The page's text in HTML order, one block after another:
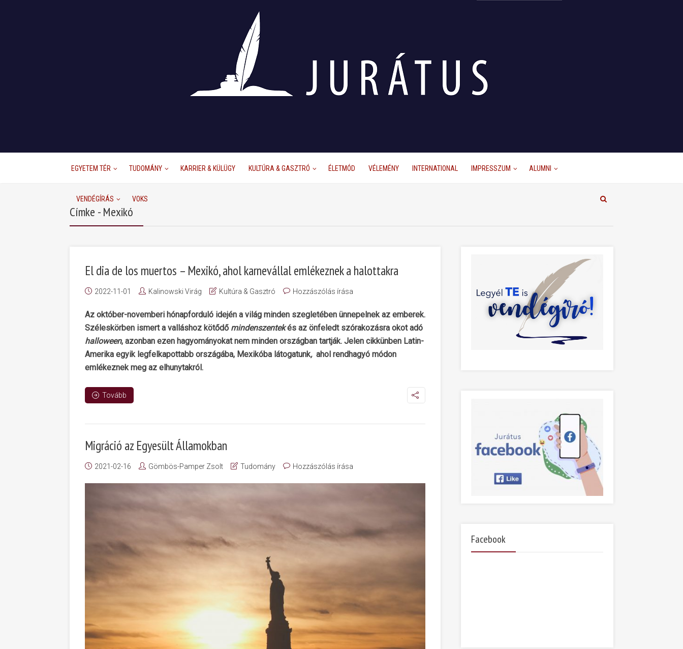
EGYETEM TÉR TUDOMÁNY KARRIER & KÜLÜGY KULTÚRA & GASZTRÓ ÉLETMÓD VÉLEMÉNY INTERNATIONAL IMPRESSZUM ALUMNI
VENDÉGÍRÁS VOKS
Címke - Mexikó
El dia de los muertos – Mexikó, ahol karnevállal emlékeznek a halottakra
2022-11-01 Kalinowski Virág Kultúra & Gasztró Hozzászólás írása
Az október-novemberi hónapforduló idején a világ minden szegletében ünnepelnek az emberek.
Széleskörben ismert a valláshoz kötődő mindenszentekés az önfeledt szórakozásra okot adó
halloween, azonban ezen hagyományokat nem minden országban tartják. Jelen cikkünben Latin-
Amerika egyik legfelkapottabb országába, Mexikóba látogatunk, ahol rendhagyó módon
emlékeznek meg az elhunytakról.
Tovább
Migráció az Egyesült Államokban
2021-02-16 Gömbös-Pamper Zsolt Tudomány Hozzászólás írása
Facebook